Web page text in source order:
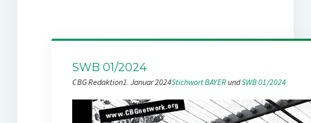
SWB 01/2024
CBG Redaktion1. Januar 2024Stichwort BAYER und SWB 01/2024